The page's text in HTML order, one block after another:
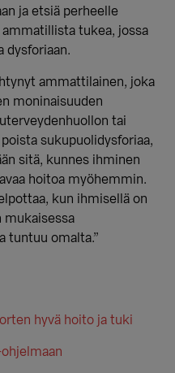
ja etsiä perheelle
tukea, jossa
dysforiaan.
ammattilainen, joka
moninaisuuden
tai
sukupuolidysforiaa,
sitä, kunnes ihminen
hoitoa myöhemmin.
kun ihmisellä on
mukaisessa
tuntuu omalta.”
hyvä hoito ja tuki